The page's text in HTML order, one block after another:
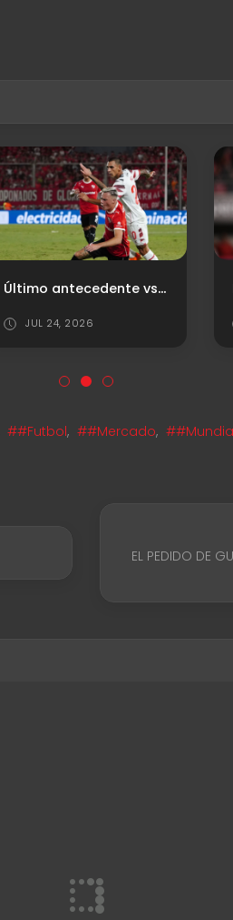
Último antecedente vs. Estudiantes (LP)
JUL 24, 2026
##Futbol, ##Mercado,
EL PEDIDO DE